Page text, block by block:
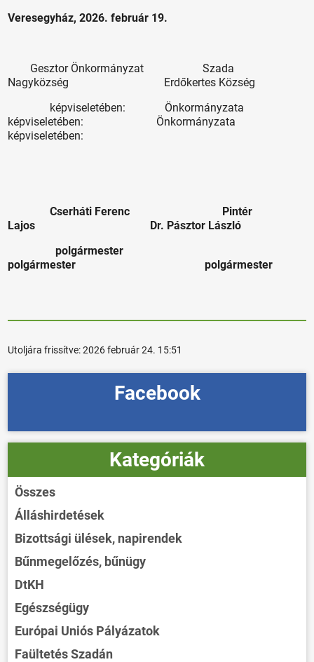
Veresegyház, 2026. február 19.
Gesztor Önkormányzat Szada
Nagyközség Erdőkertes Község
képviseletében: Önkormányzata
képviseletében: Önkormányzata
képviseletében:
Cserháti Ferenc Pintér
Lajos Dr. Pásztor László
polgármester
polgármester polgármester
Utoljára frissítve:2026 február 24. 15:51
Facebook
Kategóriák
Összes
Álláshirdetések
Bizottsági ülések, napirendek
Bűnmegelőzés, bűnügy
DtKH
Egészségügy
Európai Uniós Pályázatok
Faültetés Szadán